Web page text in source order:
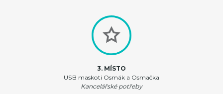
3. MÍSTO
USB maskoti Osmák a Osmačka
Kancelářské potřeby